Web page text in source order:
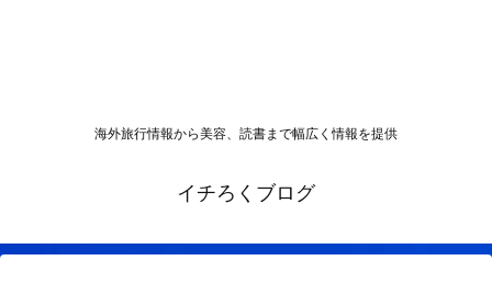
海外旅行情報から美容、読書まで幅広く情報を提供
イチろくブログ